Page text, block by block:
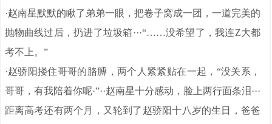
·赵南星默默的瞅了弟弟一眼，把卷子窝成一团，一道完美的
抛物曲线过后，扔进了垃圾箱···“……没希望了，我连Z大都
考不上。”
·赵骄阳搂住哥哥的胳膊，两个人紧紧贴在一起，“没关系，
哥哥，有我陪着你呢·”··赵南星十分感动，脸上两行面条泪···
距离高考还有两个月，又轮到了赵骄阳十八岁的生日，爸爸